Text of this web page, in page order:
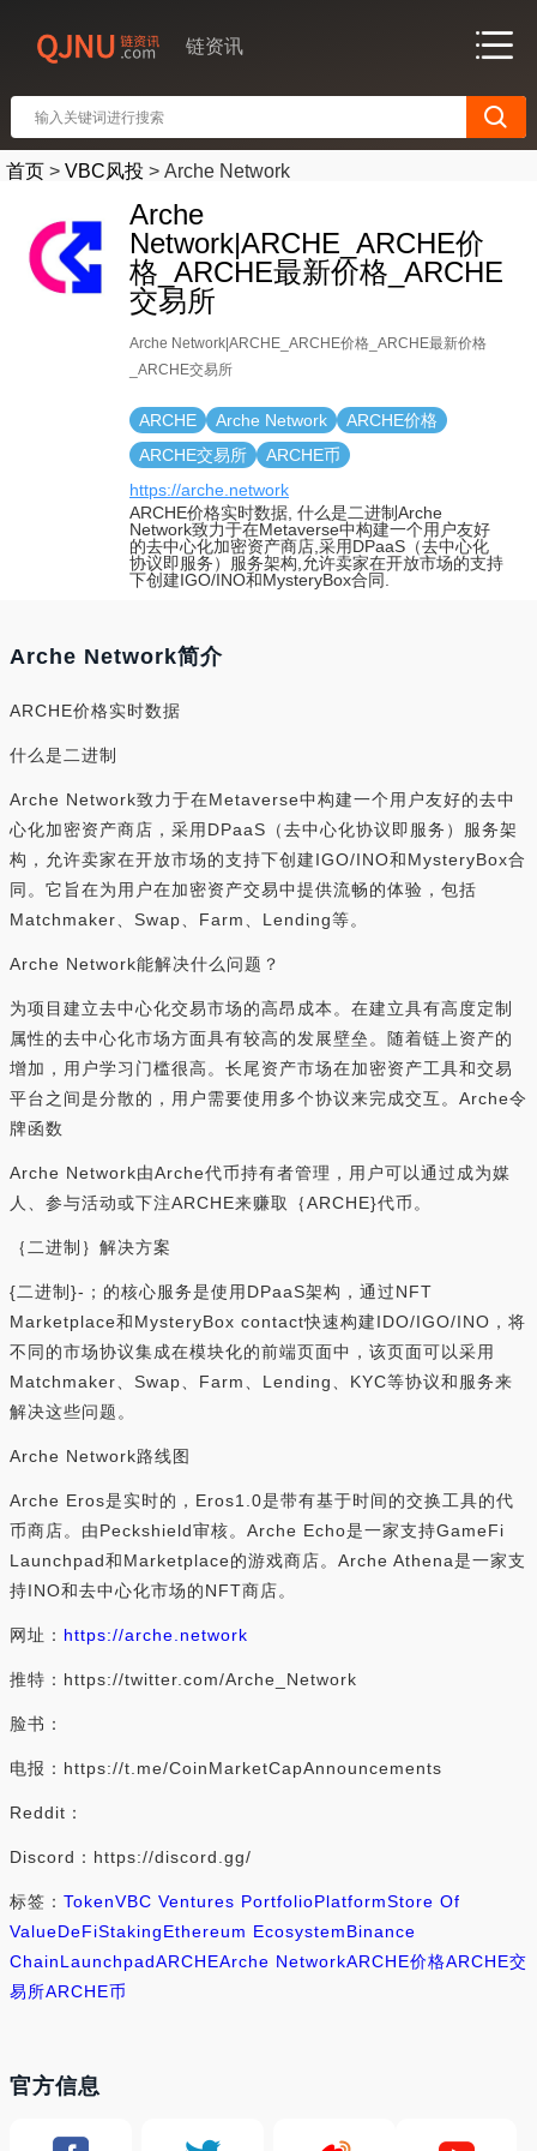
链资讯
首页 > VBC风投 > Arche Network
Arche
Network|ARCHE_ARCHE价
格_ARCHE最新价格_ARCHE
交易所
Arche Network|ARCHE_ARCHE价格_ARCHE最新价格
_ARCHE交易所
ARCHE Arche Network
ARCHE价格
ARCHE交易所
ARCHE币
https://arche.network
ARCHE价格实时数据, 什么是二进制Arche
Network致力于在Metaverse中构建一个用户友好
的去中心化加密资产商店,采用DPaaS（去中心化
协议即服务）服务架构,允许卖家在开放市场的支持
下创建IGO/INO和MysteryBox合同.
Arche Network简介
ARCHE价格实时数据
什么是二进制
Arche Network致力于在Metaverse中构建一个用户友好的去中
心化加密资产商店，采用DPaaS（去中心化协议即服务）服务架
构，允许卖家在开放市场的支持下创建IGO/INO和MysteryBox合
同。它旨在为用户在加密资产交易中提供流畅的体验，包括
Matchmaker、Swap、Farm、Lending等。
Arche Network能解决什么问题？
为项目建立去中心化交易市场的高昂成本。在建立具有高度定制
属性的去中心化市场方面具有较高的发展壁垒。随着链上资产的
增加，用户学习门槛很高。长尾资产市场在加密资产工具和交易
平台之间是分散的，用户需要使用多个协议来完成交互。Arche令
牌函数
Arche Network由Arche代币持有者管理，用户可以通过成为媒
人、参与活动或下注ARCHE来赚取｛ARCHE}代币。
｛二进制｝解决方案
{二进制}-；的核心服务是使用DPaaS架构，通过NFT
Marketplace和MysteryBox contact快速构建IDO/IGO/INO，将
不同的市场协议集成在模块化的前端页面中，该页面可以采用
Matchmaker、Swap、Farm、Lending、KYC等协议和服务来
解决这些问题。
Arche Network路线图
Arche Eros是实时的，Eros1.0是带有基于时间的交换工具的代
币商店。由Peckshield审核。Arche Echo是一家支持GameFi
Launchpad和Marketplace的游戏商店。Arche Athena是一家支
持INO和去中心化市场的NFT商店。
网址： https://arche.network
推特：https://twitter.com/Arche_Network
脸书：
电报：https://t.me/CoinMarketCapAnnouncements
Reddit：
Discord：https://discord.gg/
标签： TokenVBC Ventures PortfolioPlatformStore Of
ValueDeFiStakingEthereum EcosystemBinance
ChainLaunchpadARCHEArche NetworkARCHE价格ARCHE交
易所ARCHE币
官方信息